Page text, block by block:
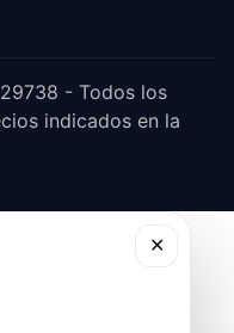
- Todos los
indicados en la
✕